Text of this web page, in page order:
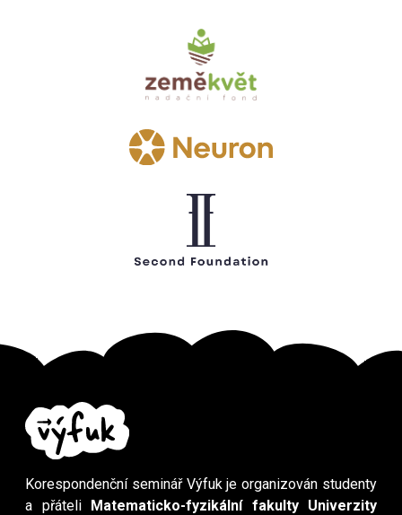
Korespondenční seminář Výfuk je organizován studenty
a přáteli Matematicko-fyzikální fakulty Univerzity